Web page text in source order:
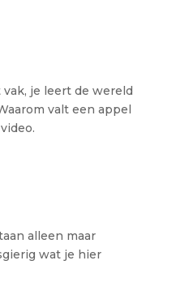
je leert de wereld
valt een appel
alleen maar
wat je hier